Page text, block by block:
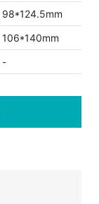
98*124.5mm
106*140mm
-